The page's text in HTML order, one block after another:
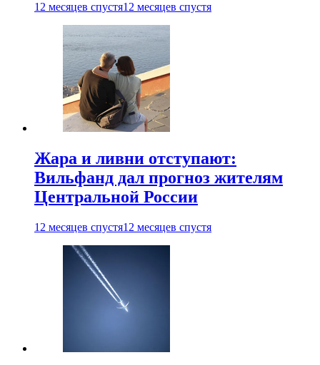
12 месяцев спустя12 месяцев спустя
Жара и ливни отступают:
Вильфанд дал прогноз жителям
Центральной России
12 месяцев спустя12 месяцев спустя